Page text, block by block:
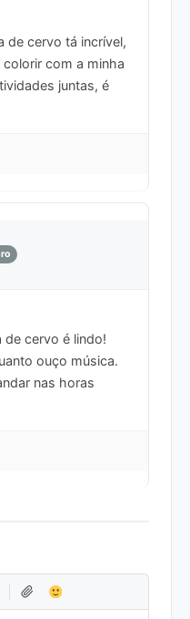
de cervo tá incrível,
com a minha
juntas, é
de cervo é lindo!
ouço música.
nas horas